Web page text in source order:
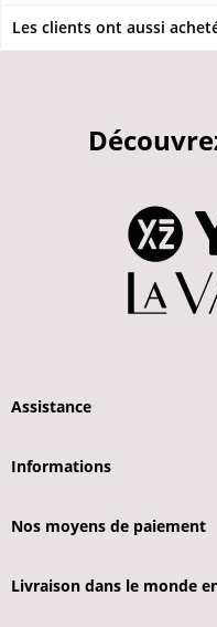
Les clients ont aussi
Assistance
Informations
Nos moyens de paiement
Livraison dans le monde